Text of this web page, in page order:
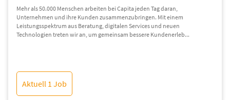
Mehr als 50.000 Menschen arbeiten bei Capita jeden Tag daran,
Unternehmen und ihre Kunden zusammenzubringen. Mit einem
Leistungsspektrum aus Beratung, digitalen Services und neuen
Technologien treten wir an, um gemeinsam bessere Kundenerleb...
Aktuell 1 Job